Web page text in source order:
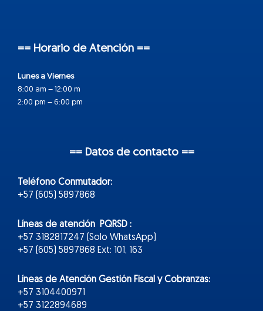
== Horario de Atención ==
Lunes a Viernes
8:00 am – 12:00 m
2:00 pm – 6:00 pm
== Datos de contacto ==
Teléfono Conmutador:
+57 (605) 5897868
Líneas de atención PQRSD :
+57 3182817247 (Solo WhatsApp)
+57 (605) 5897868 Ext: 101, 163
Líneas de Atención Gestión Fiscal y Cobranzas:
+57 3104400971
+57 3122894689